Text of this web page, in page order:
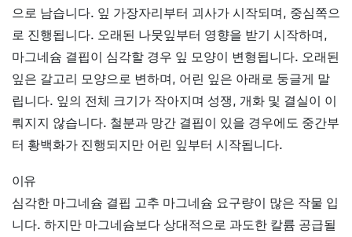
으로 남습니다. 잎 가장자리부터 괴사가 시작되며, 중심쪽으
로 진행됩니다. 오래된 나뭇잎부터 영향을 받기 시작하며,
마그네슘 결핍이 심각할 경우 잎 모양이 변형됩니다. 오래된
잎은 갈고리 모양으로 변하며, 어린 잎은 아래로 둥글게 말
립니다. 잎의 전체 크기가 작아지며 성쟁, 개화 및 결실이 이
뤄지지 않습니다. 철분과 망간 결핍이 있을 경우에도 중간부
터 황백화가 진행되지만 어린 잎부터 시작됩니다.
이유
심각한 마그네슘 결핍 고추 마그네슘 요구량이 많은 작물 입
니다. 하지만 마그네슘보다 상대적으로 과도한 칼륨 공급될